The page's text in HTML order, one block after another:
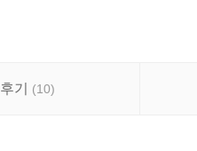
후기 (10)